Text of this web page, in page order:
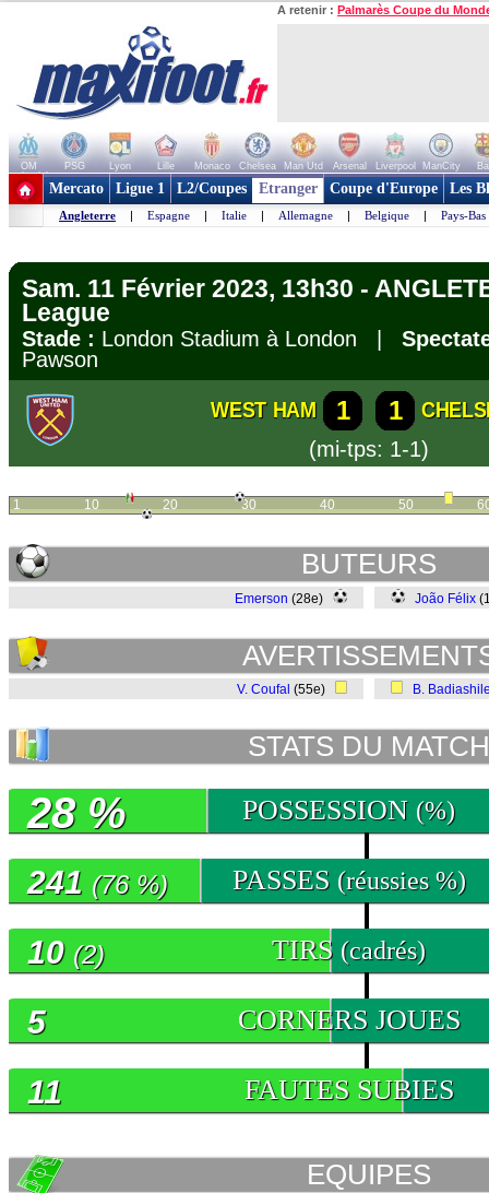
A retenir : Palmarès Coupe du
OM PSG Lyon Lille Monaco Chelsea Man Utd Arsenal Liverpool ManCity
+ de clubs
Mercato Ligue 1 L2/Coupes Etranger Coupe d'Europe Les
Angleterre | Espagne | Italie | Allemagne | Belgique | Pays-Bas
Sam. 11 Février 2023, 13h30 -
League
Stade : London Stadium à London |
Pawson
WEST HAM 1 1
(mi-tps: 1-1)
1 10 20 30 40 50
BUTEURS
Emerson (28e) João Félix
V. Coufal (55e) B.
STATS DU MATCH
POSSESSION (%)
28 %
PASSES (réussies %)
241 (76 %)
TIRS (cadrés)
10 (2)
CORNERS JOUES
5
FAUTES SUBIES
11
EQUIPES